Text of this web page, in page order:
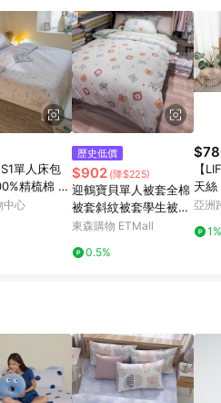
。​​ (5)LINE購物設有「單一商
放「回饋無上限」)，以同一
訂單成立當下LINE購物的回
單人床包
精梳棉 台
中心
歷史低價
$902 (降$225)
迎鶴寶貝單人被套全棉
被套斜紋被套學生被罩
高質高密卡通純棉宿舍
東森購物 ETMall
0.5%
【
天絲
具四
亞洲
1%